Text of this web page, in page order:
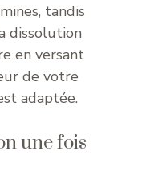
tandis
dissolution
en versant
de votre
adaptée.
une fois